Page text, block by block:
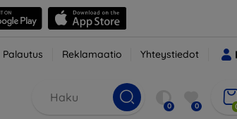
Palautus Reklamaatio Yhteystiedot
0 0